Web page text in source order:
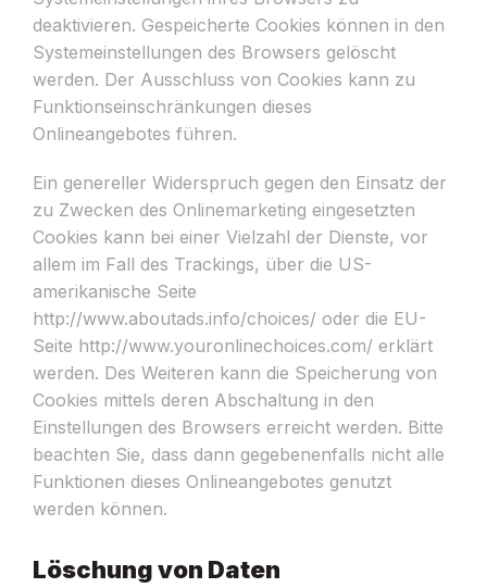
deaktivieren. Gespeicherte Cookies können in den
Systemeinstellungen des Browsers gelöscht
werden. Der Ausschluss von Cookies kann zu
Funktionseinschränkungen dieses
Onlineangebotes führen.
Ein genereller Widerspruch gegen den Einsatz der
zu Zwecken des Onlinemarketing eingesetzten
Cookies kann bei einer Vielzahl der Dienste, vor
allem im Fall des Trackings, über die US-
amerikanische Seite
http://www.aboutads.info/choices/ oder die EU-
Seite http://www.youronlinechoices.com/ erklärt
werden. Des Weiteren kann die Speicherung von
Cookies mittels deren Abschaltung in den
Einstellungen des Browsers erreicht werden. Bitte
beachten Sie, dass dann gegebenenfalls nicht alle
Funktionen dieses Onlineangebotes genutzt
werden können.
Löschung von Daten